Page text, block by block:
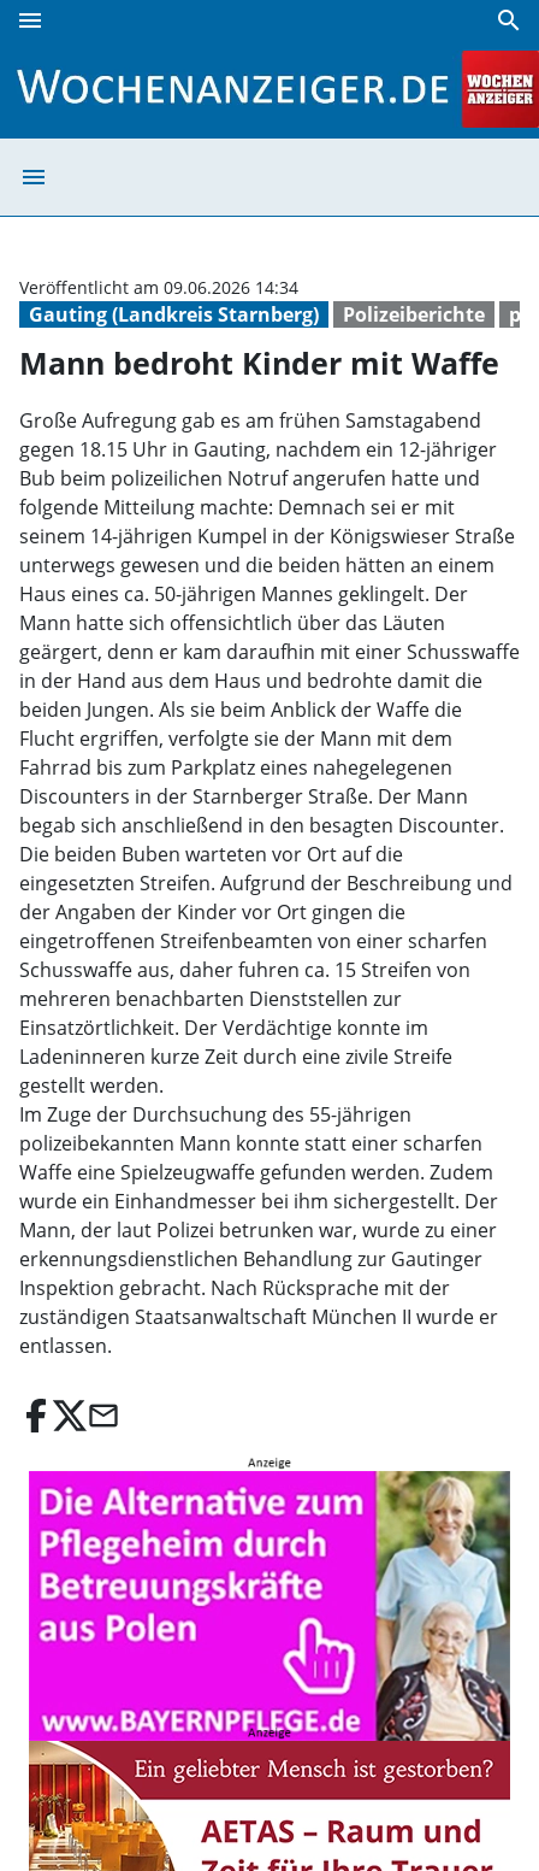
menu search
menu
Gauting (Landkreis Starnberg) Polizeiberichte
Veröffentlicht am 09.06.2026 14:34
Mann bedroht Kinder mit Waffe
Große Aufregung gab es am frühen Samstagabend
gegen 18.15 Uhr in Gauting, nachdem ein 12-jähriger
Bub beim polizeilichen Notruf angerufen hatte und
folgende Mitteilung machte: Demnach sei er mit
seinem 14-jährigen Kumpel in der Königswieser Straße
unterwegs gewesen und die beiden hätten an einem
Haus eines ca. 50-jährigen Mannes geklingelt. Der
Mann hatte sich offensichtlich über das Läuten
geärgert, denn er kam daraufhin mit einer Schusswaffe
in der Hand aus dem Haus und bedrohte damit die
beiden Jungen. Als sie beim Anblick der Waffe die
Flucht ergriffen, verfolgte sie der Mann mit dem
Fahrrad bis zum Parkplatz eines nahegelegenen
Discounters in der Starnberger Straße. Der Mann
begab sich anschließend in den besagten Discounter.
Die beiden Buben warteten vor Ort auf die
eingesetzten Streifen. Aufgrund der Beschreibung und
der Angaben der Kinder vor Ort gingen die
eingetroffenen Streifenbeamten von einer scharfen
Schusswaffe aus, daher fuhren ca. 15 Streifen von
mehreren benachbarten Dienststellen zur
Einsatzörtlichkeit. Der Verdächtige konnte im
Ladeninneren kurze Zeit durch eine zivile Streife
gestellt werden.
Im Zuge der Durchsuchung des 55-jährigen
polizeibekannten Mann konnte statt einer scharfen
Waffe eine Spielzeugwaffe gefunden werden. Zudem
wurde ein Einhandmesser bei ihm sichergestellt. Der
Mann, der laut Polizei betrunken war, wurde zu einer
erkennungsdienstlichen Behandlung zur Gautinger
Inspektion gebracht. Nach Rücksprache mit der
zuständigen Staatsanwaltschaft München II wurde er
entlassen.
email